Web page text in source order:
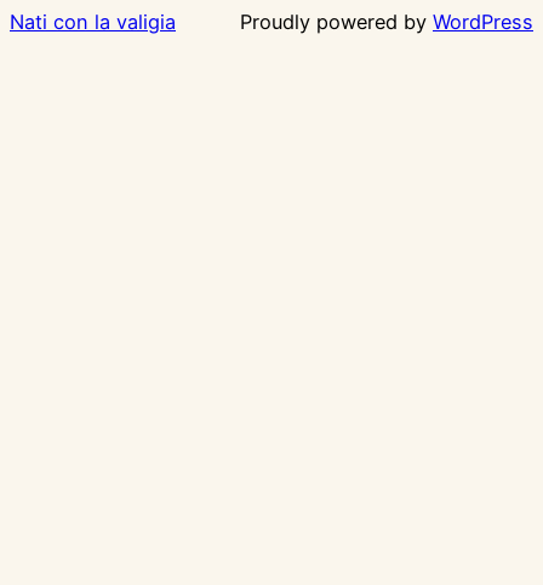
Nati con la valigia Proudly powered by WordPress